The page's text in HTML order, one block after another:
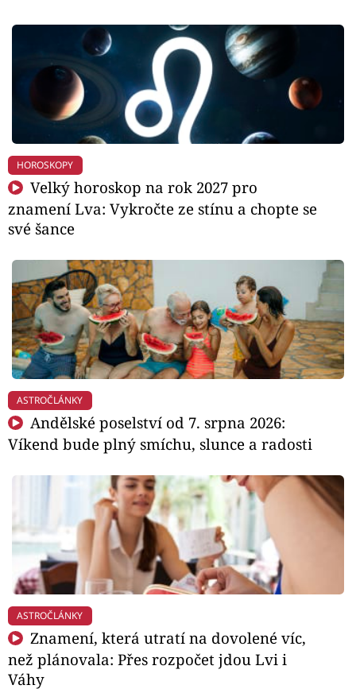
HOROSKOPY
Velký horoskop na rok 2027 pro
znamení Lva: Vykročte ze stínu a chopte se
své šance
ASTROČLÁNKY
Andělské poselství od 7. srpna 2026:
Víkend bude plný smíchu, slunce a radosti
ASTROČLÁNKY
Znamení, která utratí na dovolené víc,
než plánovala: Přes rozpočet jdou Lvi i
Váhy